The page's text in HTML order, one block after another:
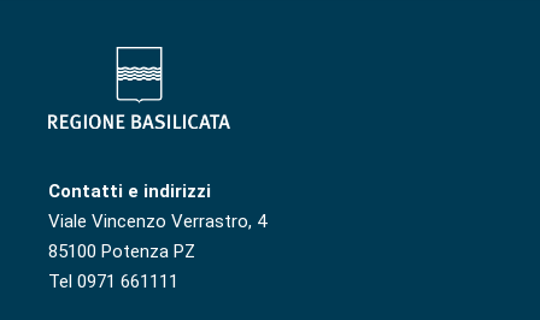
Contatti e indirizzi
Viale Vincenzo Verrastro, 4
85100 Potenza PZ
Tel 0971 661111